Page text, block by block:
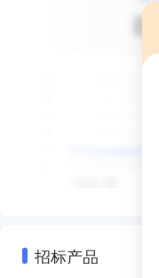
招标产品